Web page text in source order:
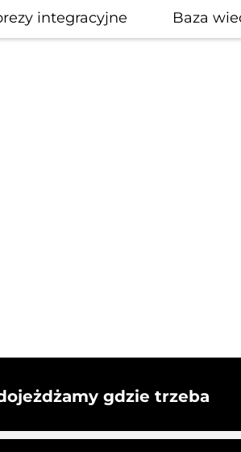
integracyjne Baza
gdzie trzeba